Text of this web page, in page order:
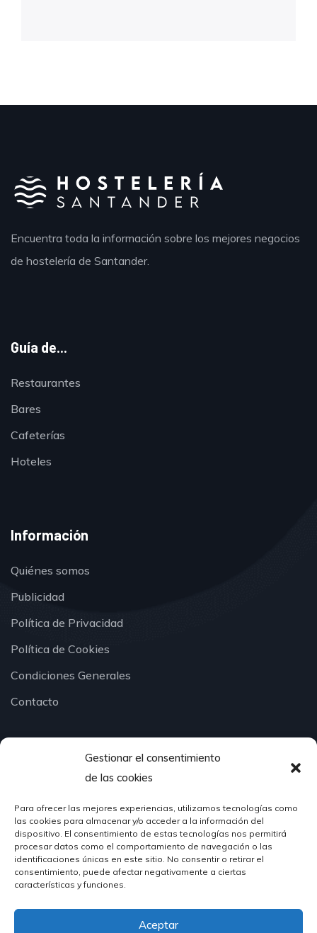
Gestionar el consentimiento
de las cookies
Para ofrecer las mejores experiencias, utilizamos tecnologías como
las cookies para almacenar y/o acceder a la información del
dispositivo. El consentimiento de estas tecnologías nos permitirá
procesar datos como el comportamiento de navegación o las
identificaciones únicas en este sitio. No consentir o retirar el
consentimiento, puede afectar negativamente a ciertas
características y funciones.
Aceptar
Encuentra toda la información sobre los mejores negocios
de hostelería de Santander.
Guía de...
Restaurantes
Bares
Cafeterías
Hoteles
Información
Quiénes somos
Publicidad
Política de Privacidad
Política de Cookies
Condiciones Generales
Contacto
¿Hablamos?
624 51 12 10
info@hosteleriasantander.com